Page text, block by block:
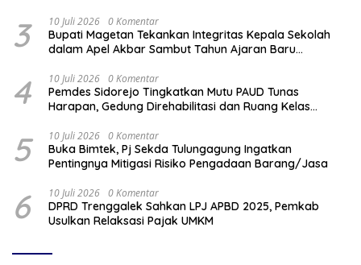
3 10 Juli 2026 0 Komentar
Bupati Magetan Tekankan Integritas Kepala Sekolah
dalam Apel Akbar Sambut Tahun Ajaran Baru
4 10 Juli 2026 0 Komentar
Pemdes Sidorejo Tingkatkan Mutu PAUD Tunas
Harapan, Gedung Direhabilitasi dan Ruang Kelas
5 10 Juli 2026 0 Komentar
Buka Bimtek, Pj Sekda Tulungagung Ingatkan
Pentingnya Mitigasi Risiko Pengadaan Barang/Jasa
6 10 Juli 2026 0 Komentar
DPRD Trenggalek Sahkan LPJ APBD 2025, Pemkab
Usulkan Relaksasi Pajak UMKM